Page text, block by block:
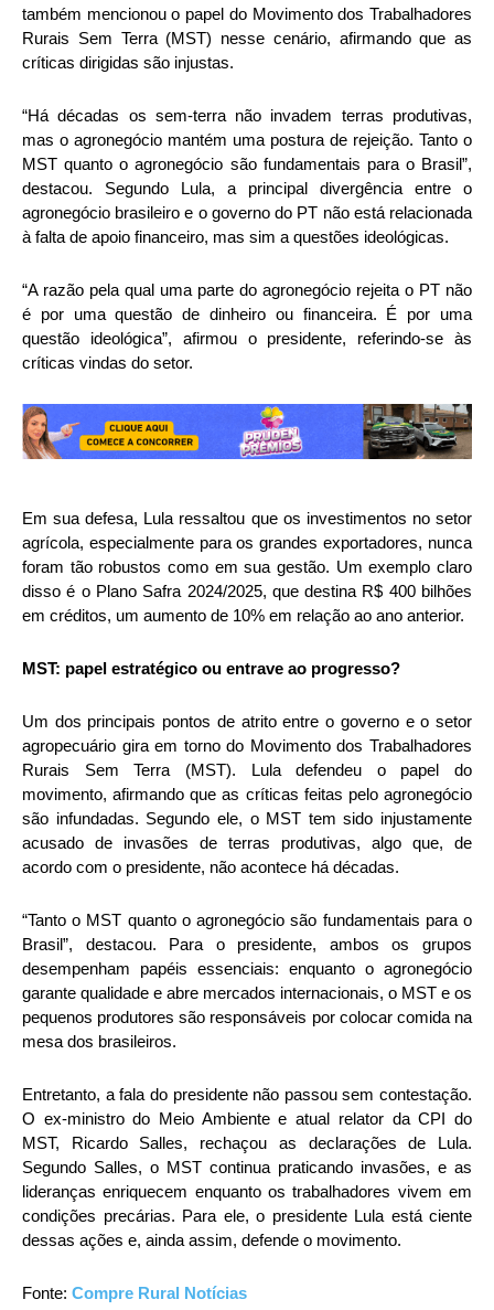
também mencionou o papel do Movimento dos Trabalhadores
Rurais Sem Terra (MST) nesse cenário, afirmando que as
críticas dirigidas são injustas.
“Há décadas os sem-terra não invadem terras produtivas,
mas o agronegócio mantém uma postura de rejeição. Tanto o
MST quanto o agronegócio são fundamentais para o Brasil”,
destacou. Segundo Lula, a principal divergência entre o
agronegócio brasileiro e o governo do PT não está relacionada
à falta de apoio financeiro, mas sim a questões ideológicas.
“A razão pela qual uma parte do agronegócio rejeita o PT não
é por uma questão de dinheiro ou financeira. É por uma
questão ideológica”, afirmou o presidente, referindo-se às
críticas vindas do setor.
Em sua defesa, Lula ressaltou que os investimentos no setor
agrícola, especialmente para os grandes exportadores, nunca
foram tão robustos como em sua gestão. Um exemplo claro
disso é o Plano Safra 2024/2025, que destina R$ 400 bilhões
em créditos, um aumento de 10% em relação ao ano anterior.
MST: papel estratégico ou entrave ao progresso?
Um dos principais pontos de atrito entre o governo e o setor
agropecuário gira em torno do Movimento dos Trabalhadores
Rurais Sem Terra (MST). Lula defendeu o papel do
movimento, afirmando que as críticas feitas pelo agronegócio
são infundadas. Segundo ele, o MST tem sido injustamente
acusado de invasões de terras produtivas, algo que, de
acordo com o presidente, não acontece há décadas.
“Tanto o MST quanto o agronegócio são fundamentais para o
Brasil”, destacou. Para o presidente, ambos os grupos
desempenham papéis essenciais: enquanto o agronegócio
garante qualidade e abre mercados internacionais, o MST e os
pequenos produtores são responsáveis por colocar comida na
mesa dos brasileiros.
Entretanto, a fala do presidente não passou sem contestação.
O ex-ministro do Meio Ambiente e atual relator da CPI do
MST, Ricardo Salles, rechaçou as declarações de Lula.
Segundo Salles, o MST continua praticando invasões, e as
lideranças enriquecem enquanto os trabalhadores vivem em
condições precárias. Para ele, o presidente Lula está ciente
dessas ações e, ainda assim, defende o movimento.
Fonte: Compre Rural Notícias